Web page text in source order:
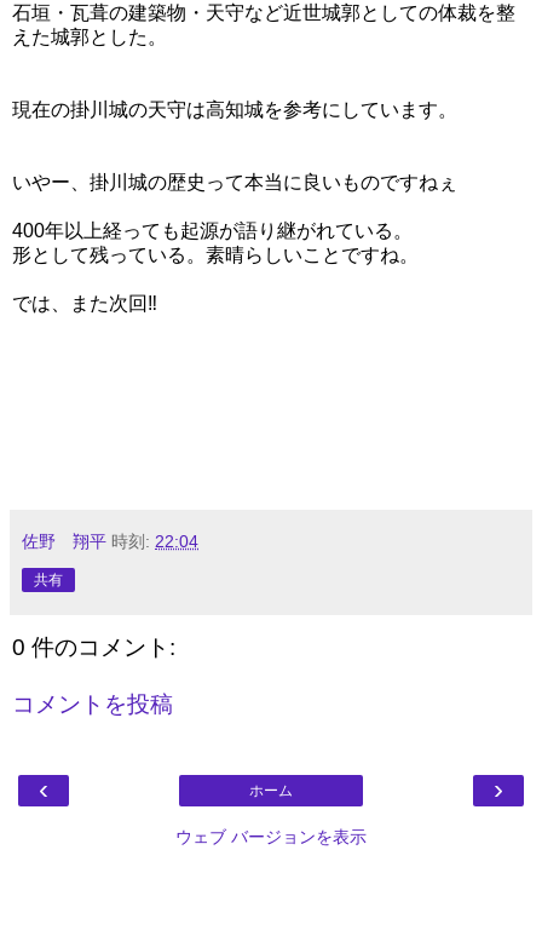
石垣・瓦葺の建築物・天守など近世城郭としての体裁を整
えた城郭とした。
現在の掛川城の天守は高知城を参考にしています。
いやー、掛川城の歴史って本当に良いものですねぇ
400年以上経っても起源が語り継がれている。
形として残っている。素晴らしいことですね。
では、また次回‼
佐野 翔平 時刻: 22:04
共有
0 件のコメント:
コメントを投稿
‹ ›
ホーム
ウェブ バージョンを表示